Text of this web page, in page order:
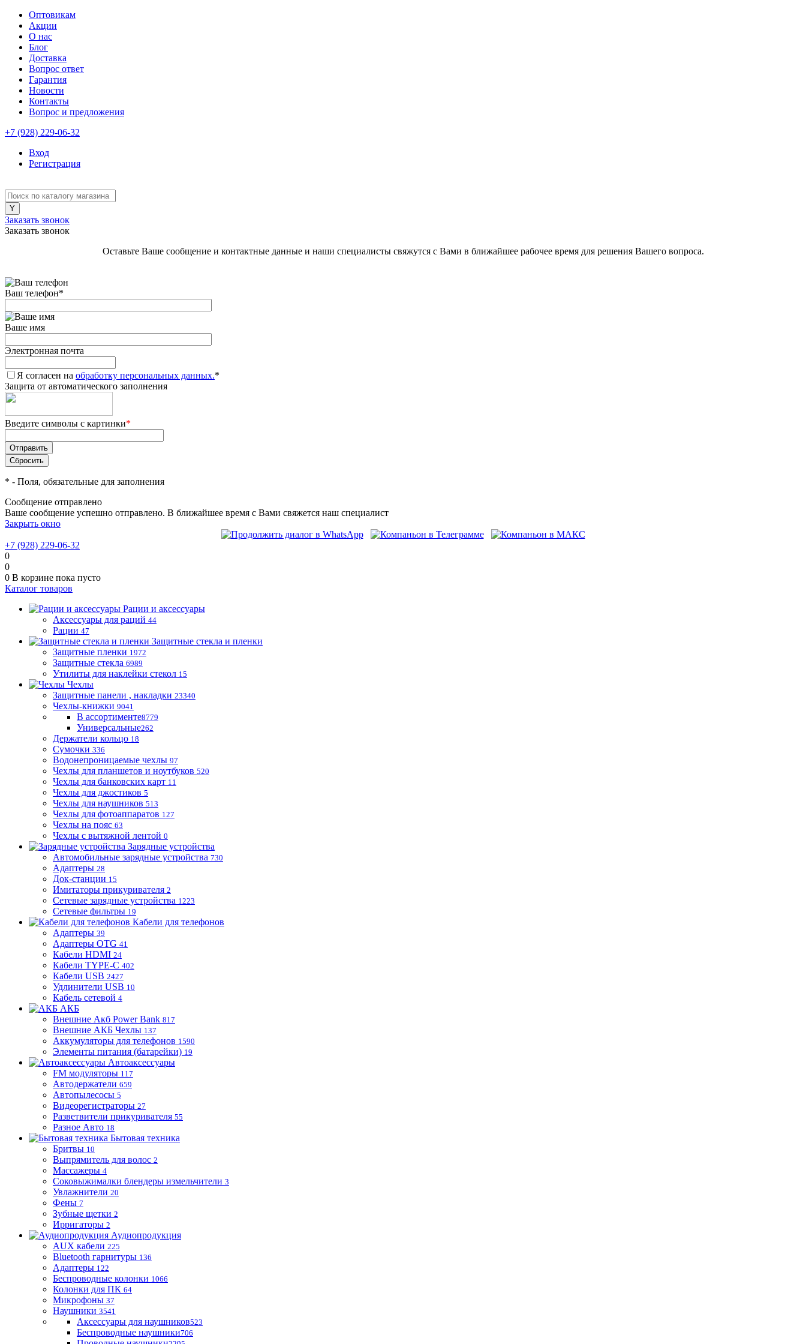
Оптовикам
Акции
О нас
Блог
Доставка
Вопрос ответ
Гарантия
Новости
Контакты
Вопрос и предложения
+7 (928) 229-06-32
Вход
Регистрация
Заказать звонок
Заказать звонок
Оставьте Ваше сообщение и контактные данные и наши специалисты свяжутся с Вами в ближайшее рабочее время для решения Вашего вопроса.
Ваш телефон*
Ваше имя
Электронная почта
Я согласен на обработку персональных данных.*
Защита от автоматического заполнения
Введите символы с картинки*
* - Поля, обязательные для заполнения
Сообщение отправлено
Ваше сообщение успешно отправлено. В ближайшее время с Вами свяжется наш специалист
Закрыть окно
+7 (928) 229-06-32
0
0
0 В корзине пока пусто
Каталог товаров
Рации и аксессуары
Аксессуары для раций 44
Рации 47
Защитные стекла и пленки
Защитные пленки 1972
Защитные стекла 6989
Утилиты для наклейки стекол 15
Чехлы
Защитные панели , накладки 23340
Чехлы-книжки 9041
В ассортименте8779
Универсальные262
Держатели кольцо 18
Сумочки 336
Водонепроницаемые чехлы 97
Чехлы для планшетов и ноутбуков 520
Чехлы для банковских карт 11
Чехлы для джостиков 5
Чехлы для наушников 513
Чехлы для фотоаппаратов 127
Чехлы на пояс 63
Чехлы с вытяжной лентой 0
Зарядные устройства
Автомобильные зарядные устройства 730
Адаптеры 28
Док-станции 15
Имитаторы прикуривателя 2
Сетевые зарядные устройства 1223
Сетевые фильтры 19
Кабели для телефонов
Адаптеры 39
Адаптеры OTG 41
Кабели HDMI 24
Кабели TYPE-C 402
Кабели USB 2427
Удлинители USB 10
Кабель сетевой 4
АКБ
Внешние Акб Power Bank 817
Внешние АКБ Чехлы 137
Аккумуляторы для телефонов 1590
Элементы питания (батарейки) 19
Автоаксессуары
FM модуляторы 117
Автодержатели 659
Автопылесосы 5
Видеорегистраторы 27
Разветвители прикуривателя 55
Разное Авто 18
Бытовая техника
Бритвы 10
Выпрямитель для волос 2
Массажеры 4
Соковыжималки блендеры измельчители 3
Увлажнители 20
Фены 7
Зубные щетки 2
Ирригаторы 2
Аудиопродукция
AUX кабели 225
Bluetooth гарнитуры 136
Адаптеры 122
Беспроводные колонки 1066
Колонки для ПК 64
Микрофоны 37
Наушники 3541
Аксессуары для наушников523
Беспроводные наушники706